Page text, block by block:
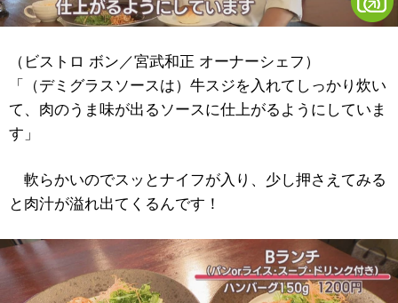
（ビストロ ボン／宮武和正 オーナーシェフ）
「（デミグラスソースは）牛スジを入れてしっかり炊い
て、肉のうま味が出るソースに仕上がるようにしていま
す」
軟らかいのでスッとナイフが入り、少し押さえてみる
と肉汁が溢れ出てくるんです！